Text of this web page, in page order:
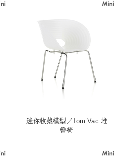
迷你收藏模型／Tom Vac 堆
疊椅